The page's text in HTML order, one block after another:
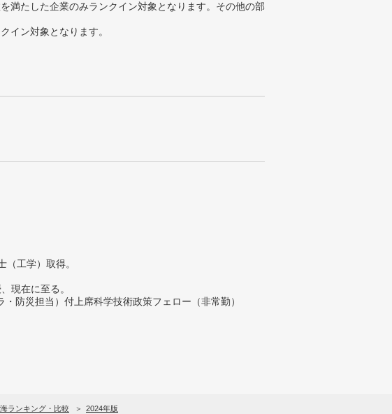
満たした企業のみランクイン対象となります。その他の部
イン対象となります。
工学）取得。
現在に至る。
防災担当）付上席科学技術政策フェロー（非常勤）
ランキング・比較
2024年版